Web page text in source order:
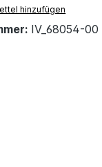
hinzufügen
IV_68054-00